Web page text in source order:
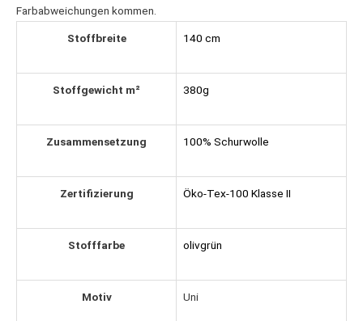
Farbabweichungen kommen.
Stoffbreite 140 cm
Stoffgewicht m² 380g
Zusammensetzung 100% Schurwolle
Zertifizierung Öko-Tex-100 Klasse II
Stofffarbe olivgrün
Motiv Uni